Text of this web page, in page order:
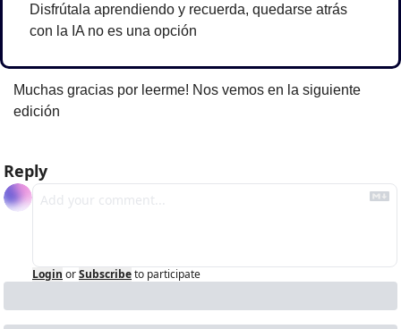
Disfrútala aprendiendo y recuerda, quedarse atrás
con la IA no es una opción
Muchas gracias por leerme! Nos vemos en la siguiente
edición
Reply
Login orSubscribeto participate